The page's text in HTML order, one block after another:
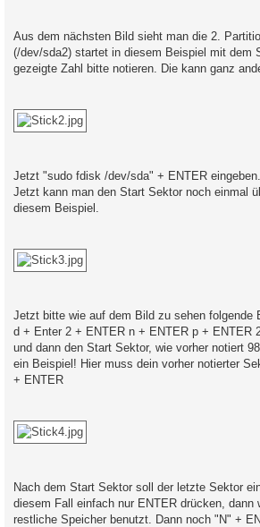
Aus dem nächsten Bild sieht man die 2.
(/dev/sda2) startet in diesem Beispiel mit dem
gezeigte Zahl bitte notieren. Die kann ganz
Jetzt "sudo fdisk /dev/sda" + ENTER
Jetzt kann man den Start Sektor noch einmal
diesem Beispiel.
Jetzt bitte wie auf dem Bild zu sehen folgende
d + Enter 2 + ENTER n + ENTER p + ENTER
und dann den Start Sektor, wie vorher notiert
ein Beispiel! Hier muss dein vorher notierter
+ ENTER
Nach dem Start Sektor soll der letzte Sektor
diesem Fall einfach nur ENTER drücken, dann
restliche Speicher benutzt. Dann noch "N" +